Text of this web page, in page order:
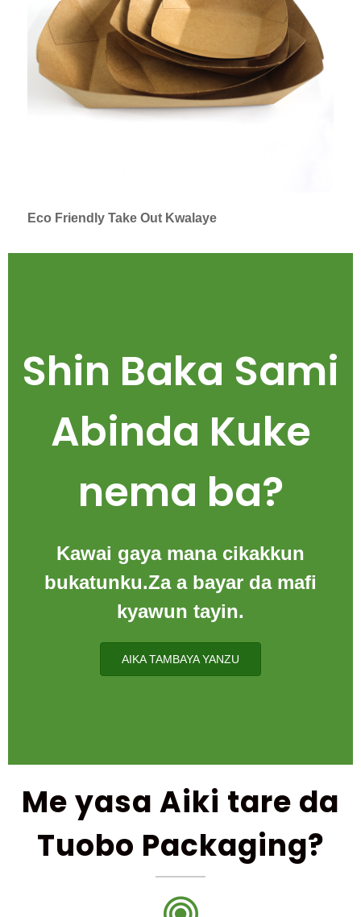
Eco Friendly Take Out Kwalaye
Shin Baka Sami
Abinda Kuke
nema ba?
Kawai gaya mana cikakkun
bukatunku.Za a bayar da mafi
kyawun tayin.
AIKA TAMBAYA YANZU
Me yasa Aiki tare da
Tuobo Packaging?